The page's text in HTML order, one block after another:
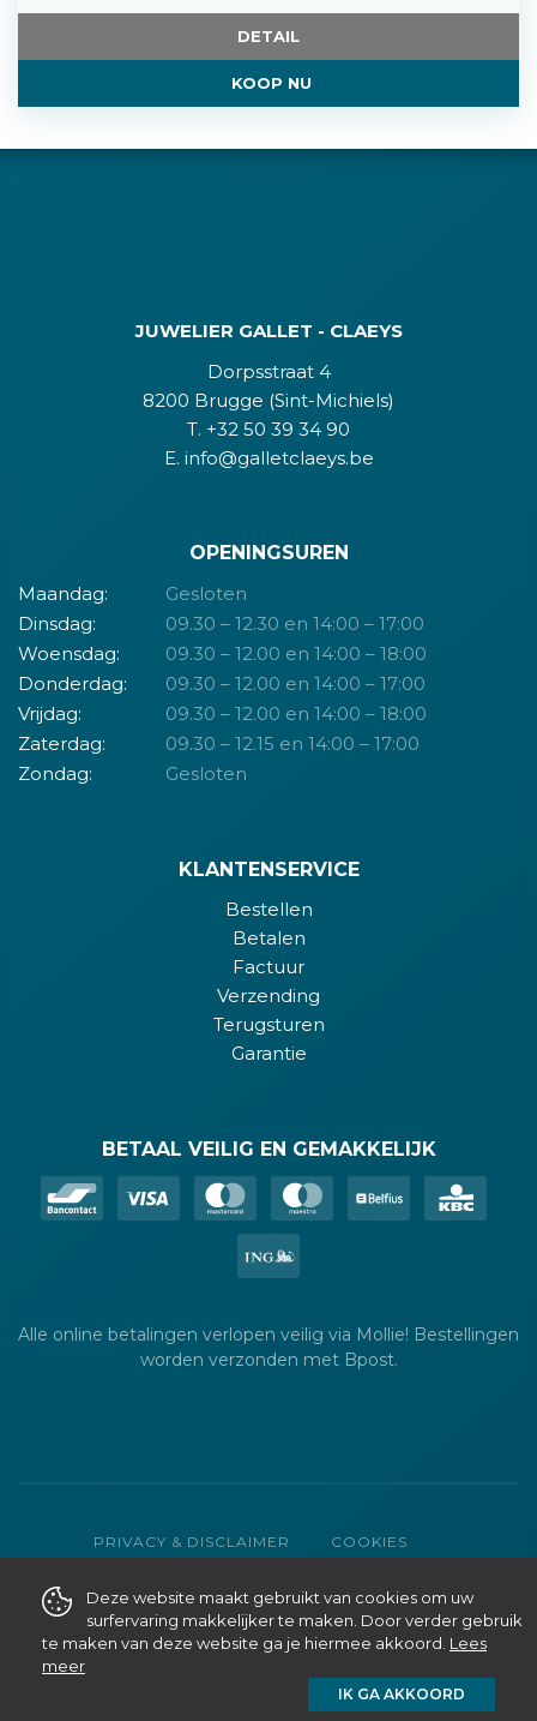
DETAIL
KOOP NU
JUWELIER GALLET - CLAEYS
Dorpsstraat 4
8200 Brugge (Sint-Michiels)
T. +32 50 39 34 90
E. info@galletclaeys.be
OPENINGSUREN
Maandag:
Gesloten
Dinsdag:
09.30 – 12.30 en 14:00 – 17:00
Woensdag:
09.30 – 12.00 en 14:00 – 18:00
Donderdag:
09.30 – 12.00 en 14:00 – 17:00
Vrijdag:
09.30 – 12.00 en 14:00 – 18:00
Zaterdag:
09.30 – 12.15 en 14:00 – 17:00
Zondag:
Gesloten
KLANTENSERVICE
Bestellen
Betalen
Factuur
Verzending
Terugsturen
Garantie
BETAAL VEILIG EN GEMAKKELIJK
Alle online betalingen verlopen veilig via Mollie! Bestellingen
worden verzonden met Bpost.
PRIVACY & DISCLAIMER
COOKIES
WEBSITE MADE WITH BY PIXELMEDIA
Deze website maakt gebruikt van cookies om uw
surfervaring makkelijker te maken. Door verder gebruik
te maken van deze website ga je hiermee akkoord. Lees
meer